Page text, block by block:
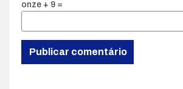
onze + 9 =